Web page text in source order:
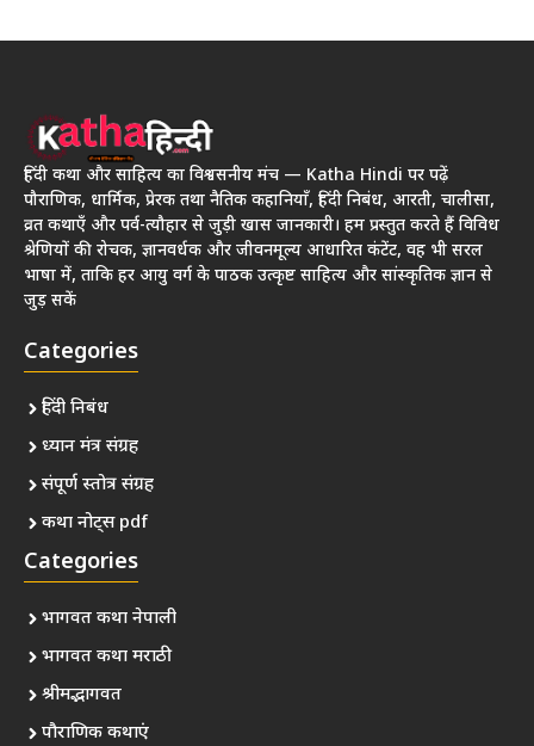
हिंदी कथा और साहित्य का विश्वसनीय मंच — Katha Hindi पर पढ़ें
पौराणिक, धार्मिक, प्रेरक तथा नैतिक कहानियाँ, हिंदी निबंध, आरती, चालीसा,
व्रत कथाएँ और पर्व-त्यौहार से जुड़ी खास जानकारी। हम प्रस्तुत करते हैं विविध
श्रेणियों की रोचक, ज्ञानवर्धक और जीवनमूल्य आधारित कंटेंट, वह भी सरल
भाषा में, ताकि हर आयु वर्ग के पाठक उत्कृष्ट साहित्य और सांस्कृतिक ज्ञान से
जुड़ सकें
Categories
हिंदी निबंध
ध्यान मंत्र संग्रह
संपूर्ण स्तोत्र संग्रह
कथा नोट्स pdf
Categories
भागवत कथा नेपाली
भागवत कथा मराठी
श्रीमद्भागवत
पौराणिक कथाएं